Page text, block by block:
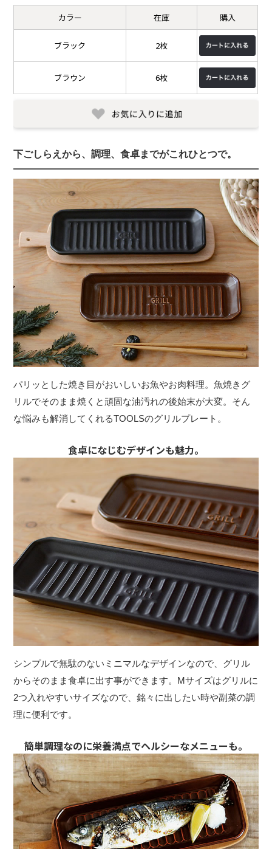
カラー 在庫 購入
ブラック 2枚
ブラウン 6枚
下ごしらえから、調理、食卓までがこれひとつで。
パリッとした焼き目がおいしいお魚やお肉料理。魚焼きグ
リルでそのまま焼くと頑固な油汚れの後始末が大変。そん
な悩みも解消してくれるTOOLSのグリルプレート。
食卓になじむデザインも魅力。
シンプルで無駄のないミニマルなデザインなので、グリル
からそのまま食卓に出す事ができます。Mサイズはグリルに
2つ入れやすいサイズなので、銘々に出したい時や副菜の調
理に便利です。
簡単調理なのに栄養満点でヘルシーなメニューも。